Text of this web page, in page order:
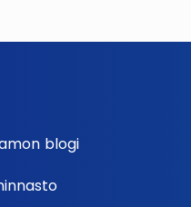
blogi